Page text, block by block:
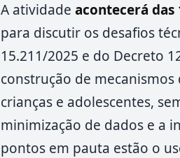
A atividade acontecerá das
para discutir os desafios
15.211/2025 e do Decreto
construção de
crianças e adolescentes,
minimização de dados e a
pontos em pauta estão o